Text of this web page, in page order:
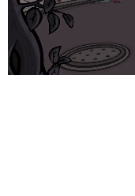
Loaded
35.79%